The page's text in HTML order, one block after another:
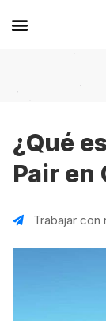
Becas
Europa
Alemania
Bélgica
Australia
Canadá
¿Qué
Pair en
Trabajar con